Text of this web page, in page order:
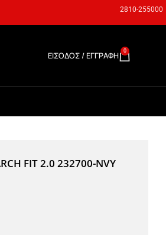
2810-255000
ΕΊΣΟΔΟΣ / ΕΓΓΡΑΦΉ 0
FIT 2.0 232700-NVY